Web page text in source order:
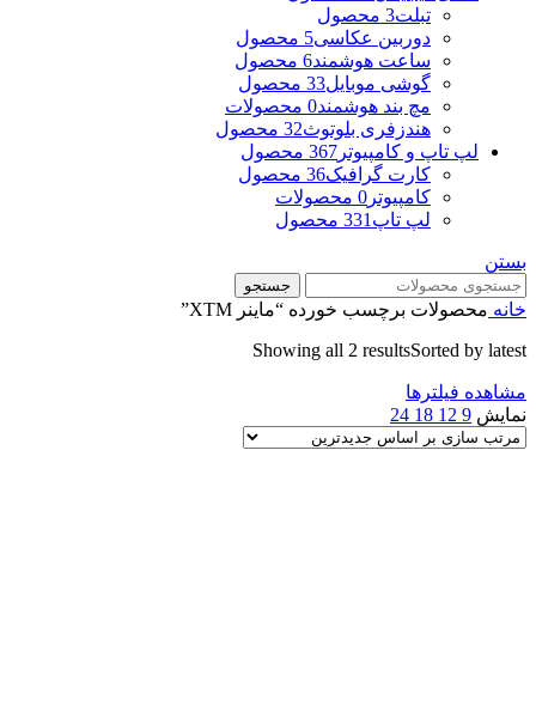
تبلت3 محصول
دوربین عکاسی5 محصول
ساعت هوشمند6 محصول
گوشی موبایل33 محصول
مچ بند هوشمند0 محصولات
هندزفری بلوتوث32 محصول
لپ تاپ و کامپیوتر 367 محصول
کارت گرافیک36 محصول
کامپیوتر 0 محصولات
لپ تاپ 331 محصول
بستن
جستجو
خانه محصولات برچسب خورده “ماینر XTM”
Showing all 2 resultsSorted by latest
مشاهده فیلترها
نمایش 9
12
18
24